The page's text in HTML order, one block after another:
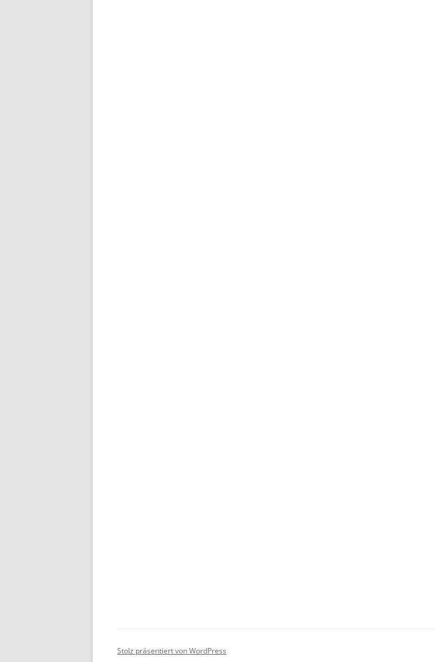
Stolz präsentiert von WordPress